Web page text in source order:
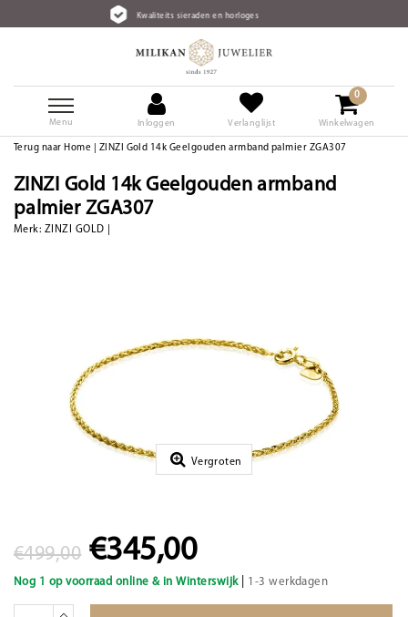
Kwaliteits sieraden en horloges
Menu Inloggen Verlanglijst
0
Winkelwagen
Terug naar Home ZINZI Gold 14k Geelgouden armband palmier ZGA307
ZINZI Gold 14k Geelgouden armband
palmier ZGA307
Merk: ZINZI GOLD
Vergroten
€499,00 €345,00
Nog 1 op voorraad online & in Winterswijk| 1-3 werkdagen